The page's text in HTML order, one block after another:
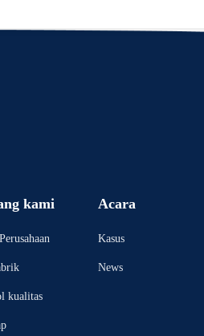
kami
kualitas
Acara
Kasus
News